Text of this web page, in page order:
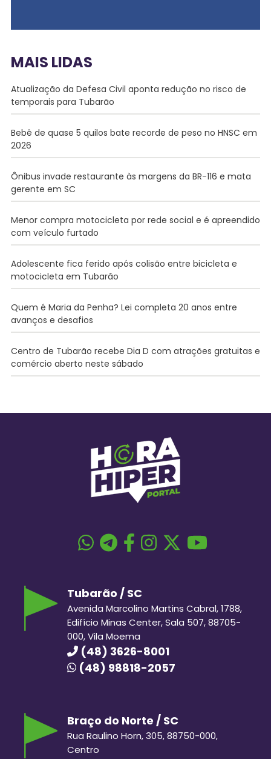
MAIS LIDAS
Atualização da Defesa Civil aponta redução no risco de
temporais para Tubarão
Bebê de quase 5 quilos bate recorde de peso no HNSC em
2026
Ônibus invade restaurante às margens da BR-116 e mata
gerente em SC
Menor compra motocicleta por rede social e é apreendido
com veículo furtado
Adolescente fica ferido após colisão entre bicicleta e
motocicleta em Tubarão
Quem é Maria da Penha? Lei completa 20 anos entre
avanços e desafios
Centro de Tubarão recebe Dia D com atrações gratuitas e
comércio aberto neste sábado
Tubarão / SC
Avenida Marcolino Martins Cabral, 1788,
Edifício Minas Center, Sala 507, 88705-
000, Vila Moema
(48) 3626-8001
(48) 98818-2057
Braço do Norte / SC
Rua Raulino Horn, 305, 88750-000,
Centro